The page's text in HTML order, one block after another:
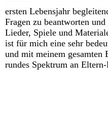
ersten Lebensjahr
Fragen zu beantworten
Lieder, Spiele und
ist für mich eine sehr
und mit meinem gesamten
rundes Spektrum an